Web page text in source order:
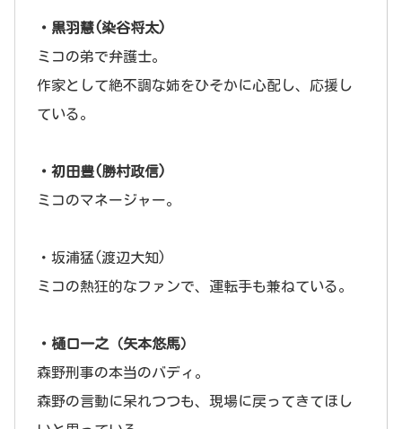
・黒羽慧(染谷将太)
ミコの弟で弁護士。
作家として絶不調な姉をひそかに心配し、応援し
ている。
・初田豊(勝村政信)
ミコのマネージャー。
・坂浦猛(渡辺大知)
ミコの熱狂的なファンで、運転手も兼ねている。
・樋口一之（矢本悠馬）
森野刑事の本当のバディ。
森野の言動に呆れつつも、現場に戻ってきてほし